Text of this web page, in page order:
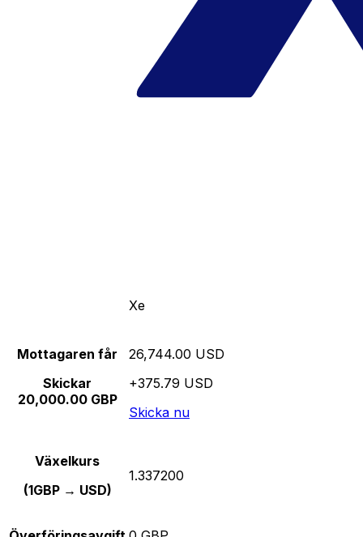
Xe
Mottagaren får
Skickar
20,000.00 GBP
26,744.00 USD
+375.79 USD
Skicka nu
Växelkurs
(1GBP → USD)
1.337200